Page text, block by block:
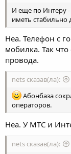
И еще по Интеру
иметь стабильно
Неа. Телефон с
мобилка. Так что
провода.
nets сказав(ла):
Абонбаза
операторов.
Неа. У МТС и
nets сказав(ла):